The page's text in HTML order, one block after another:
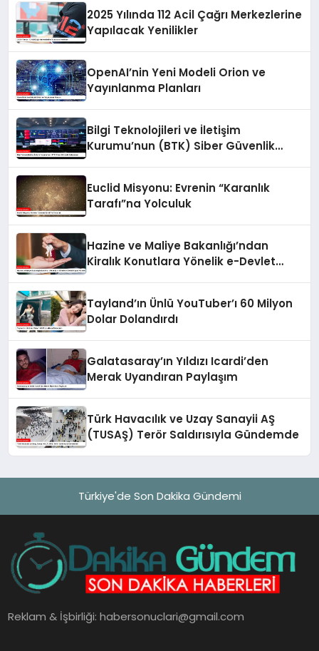
2025 Yılında 112 Acil Çağrı Merkezlerine
Yapılacak Yenilikler
OpenAI’nin Yeni Modeli Orion ve
Yayınlanma Planları
Bilgi Teknolojileri ve İletişim
Kurumu’nun (BTK) Siber Güvenlik
Euclid Misyonu: Evrenin “Karanlık
Tarafı”na Yolculuk
Hazine ve Maliye Bakanlığı’ndan
Kiralık Konutlara Yönelik e-Devlet
Tayland’ın Ünlü YouTuber’ı 60 Milyon
Dolar Dolandırdı
Galatasaray’ın Yıldızı Icardi’den
Merak Uyandıran Paylaşım
Türk Havacılık ve Uzay Sanayii AŞ
(TUSAŞ) Terör Saldırısıyla Gündemde
Türkiye'de Son Dakika Gündemi
Reklam & İşbirliği:habersonuclari@gmail.com